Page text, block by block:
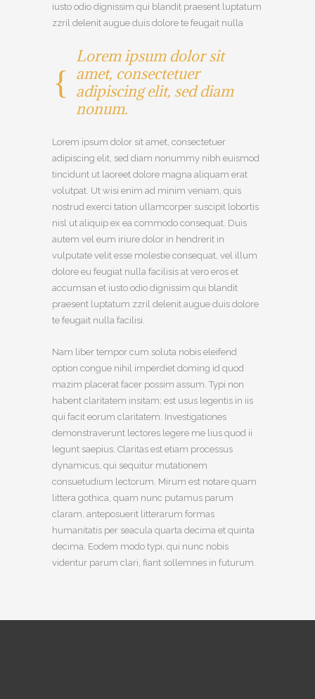
iusto odio dignissim qui blandit praesent luptatum
zzril delenit augue duis dolore te feugait nulla
Lorem ipsum dolor sit
amet, consectetuer
adipiscing elit, sed diam
nonum.
Lorem ipsum dolor sit amet, consectetuer
adipiscing elit, sed diam nonummy nibh euismod
tincidunt ut laoreet dolore magna aliquam erat
volutpat. Ut wisi enim ad minim veniam, quis
nostrud exerci tation ullamcorper suscipit lobortis
nisl ut aliquip ex ea commodo consequat. Duis
autem vel eum iriure dolor in hendrerit in
vulputate velit esse molestie consequat, vel illum
dolore eu feugiat nulla facilisis at vero eros et
accumsan et iusto odio dignissim qui blandit
praesent luptatum zzril delenit augue duis dolore
te feugait nulla facilisi.
Nam liber tempor cum soluta nobis eleifend
option congue nihil imperdiet doming id quod
mazim placerat facer possim assum. Typi non
habent claritatem insitam; est usus legentis in iis
qui facit eorum claritatem. Investigationes
demonstraverunt lectores legere me lius quod ii
legunt saepius. Claritas est etiam processus
dynamicus, qui sequitur mutationem
consuetudium lectorum. Mirum est notare quam
littera gothica, quam nunc putamus parum
claram, anteposuerit litterarum formas
humanitatis per seacula quarta decima et quinta
decima. Eodem modo typi, qui nunc nobis
videntur parum clari, fiant sollemnes in futurum.